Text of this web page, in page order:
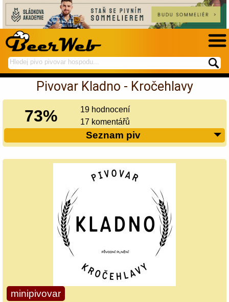
hledej
na
spustí
hledání
Pivovar Kladno - Kročehlavy
73%
19 hodnocení
17 komentářů
Seznam piv
minipivovar